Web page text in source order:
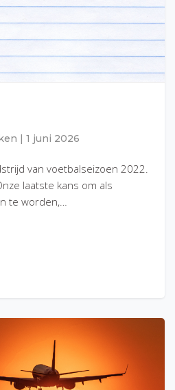
1 juni 2026
van voetbalseizoen 2022.
laatste kans om als
te worden,…